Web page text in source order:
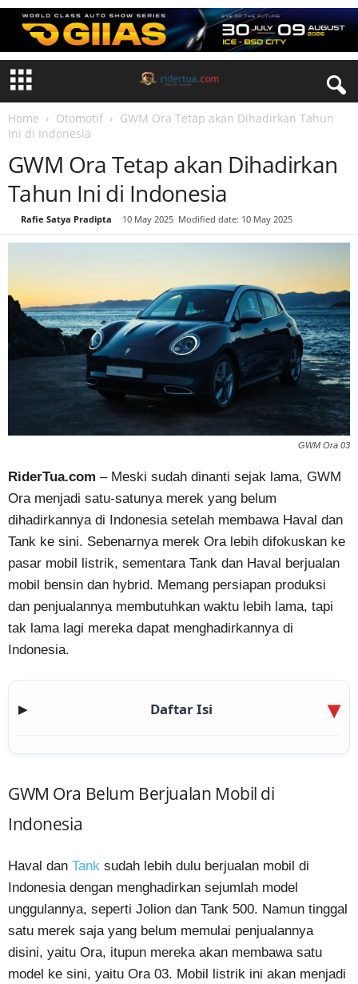
Home Otomotif
GWM Ora Tetap akan Dihadirkan Tahun
Ini di Indonesia
GWM Ora Tetap akan Dihadirkan
Tahun Ini di Indonesia
Rafie Satya Pradipta 10 May 2025 Modified date: 10 May 2025
GWM Ora 03
RiderTua.com – Meski sudah dinanti sejak lama, GWM
Ora menjadi satu-satunya merek yang belum
dihadirkannya di Indonesia setelah membawa Haval dan
Tank ke sini. Sebenarnya merek Ora lebih difokuskan ke
pasar mobil listrik, sementara Tank dan Haval berjualan
mobil bensin dan hybrid. Memang persiapan produksi
dan penjualannya membutuhkan waktu lebih lama, tapi
tak lama lagi mereka dapat menghadirkannya di
Indonesia.
▶ Daftar Isi
GWM Ora Belum Berjualan Mobil di
Indonesia
Haval dan Tank sudah lebih dulu berjualan mobil di
Indonesia dengan menghadirkan sejumlah model
unggulannya, seperti Jolion dan Tank 500. Namun tinggal
satu merek saja yang belum memulai penjualannya
disini, yaitu Ora, itupun mereka akan membawa satu
model ke sini, yaitu Ora 03. Mobil listrik ini akan menjadi